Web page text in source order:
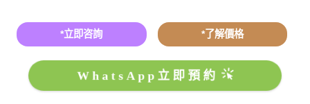
*立即咨詢 *了解價格
WhatsApp立即預約